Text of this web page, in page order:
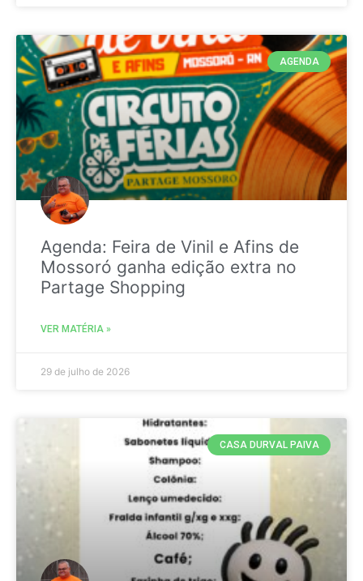
AGENDA
Agenda: Feira de Vinil e Afins de
Mossoró ganha edição extra no
Partage Shopping
VER MATÉRIA »
29 de julho de 2026
CASA DURVAL PAIVA